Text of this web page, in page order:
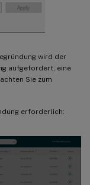
wird der
aufgefordert, eine
Sie zum
erforderlich: